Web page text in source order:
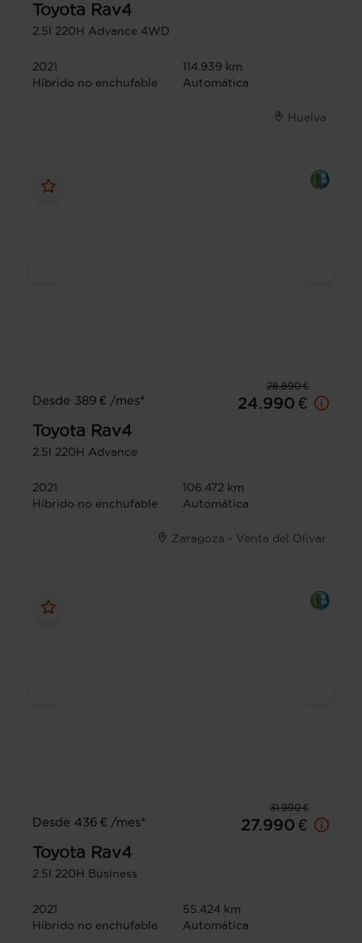
Toyota Rav4
2.5l 220H Advance 4WD
2021
114.939 km
Híbrido no enchufable
Automática
Huelva
28.890 €
Desde 389 € /mes*
24.990 €
Toyota Rav4
2.5l 220H Advance
2021
106.472 km
Híbrido no enchufable
Automática
Zaragoza - Venta del Olivar
31.990 €
Desde 436 € /mes*
27.990 €
Toyota Rav4
2.5l 220H Business
2021
55.424 km
Híbrido no enchufable
Automática